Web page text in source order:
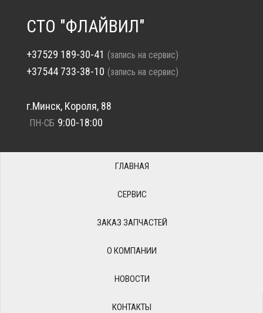
СТО "ФЛАЙВИЛ"
+37529 189-30-41 (запись на сервис)
+37544 733-38-10 (запись на сервис)
г.Минск, Короля, 88
ПН-СБ 9:00-18:00
ГЛАВНАЯ
СЕРВИС
ЗАКАЗ ЗАПЧАСТЕЙ
О КОМПАНИИ
НОВОСТИ
КОНТАКТЫ